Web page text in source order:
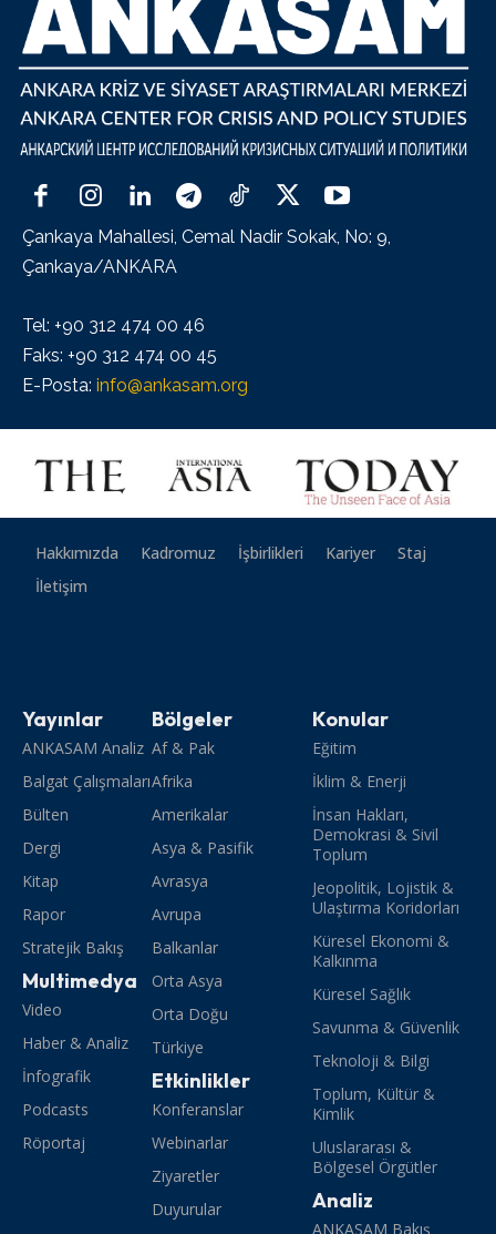
Çankaya Mahallesi, Cemal Nadir Sokak, No: 9,
Çankaya/ANKARA
Tel: +90 312 474 00 46
Faks: +90 312 474 00 45
E-Posta: info@ankasam.org
Hakkımızda Kadromuz İşbirlikleri Kariyer
Staj
İletişim
Yayınlar
ANKASAM Analiz
Balgat Çalışmaları
Bülten
Dergi
Kitap
Rapor
Stratejik Bakış
Multimedya
Video
Haber & Analiz
İnfografik
Podcasts
Röportaj
Bölgeler
Af & Pak
Afrika
Amerikalar
Asya & Pasifik
Avrasya
Avrupa
Balkanlar
Orta Asya
Orta Doğu
Türkiye
Etkinlikler
Konferanslar
Webinarlar
Ziyaretler
Duyurular
Konular
Eğitim
İklim & Enerji
İnsan Hakları,
Demokrasi & Sivil
Toplum
Jeopolitik, Lojistik &
Ulaştırma Koridorları
Küresel Ekonomi &
Kalkınma
Küresel Sağlık
Savunma & Güvenlik
Teknoloji & Bilgi
Toplum, Kültür &
Kimlik
Uluslararası &
Bölgesel Örgütler
Analiz
ANKASAM Bakış